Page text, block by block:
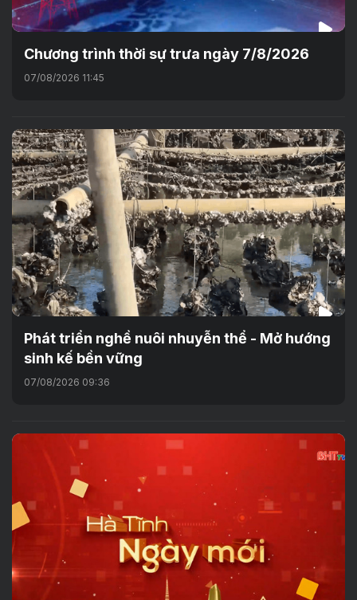
Chương trình thời sự trưa ngày 7/8/2026
07/08/2026 11:45
Phát triển nghề nuôi nhuyễn thể - Mở hướng
sinh kế bền vững
07/08/2026 09:36